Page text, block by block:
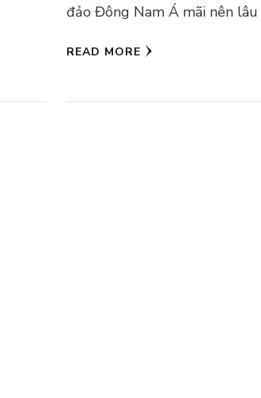
đảo Đông Nam Á mãi nên
READ MORE